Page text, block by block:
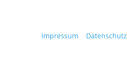
Impressum Datenschutz